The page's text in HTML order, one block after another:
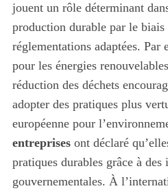
jouent un rôle déterminant
production durable par le
réglementations adaptées. Par
pour les énergies
réduction des déchets
adopter des pratiques plus
européenne pour
entreprisesont déclaré
pratiques durables grâce à des
gouvernementales. À